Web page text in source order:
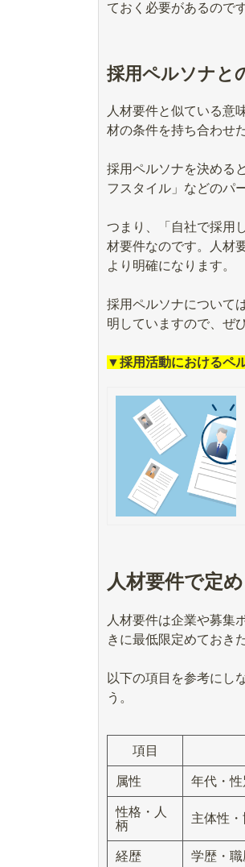
ておく必要があるのです
採用ペルソナと
人材要件と似ている意
材の条件を持ち合わせ
採用ペルソナを決める
フスタイル」などのパ
つまり、「自社で採用
材要件なのです。人材
より明確になります。
採用ペルソナについて
明していますので、ぜ
▼採用活動におけるペ
人材要件で定
人材要件は企業や募集
きに最低限定めておき
以下の項目を参考にし
う。
項目
属性 年代・
性格・人
柄
主体性
経歴 学歴・